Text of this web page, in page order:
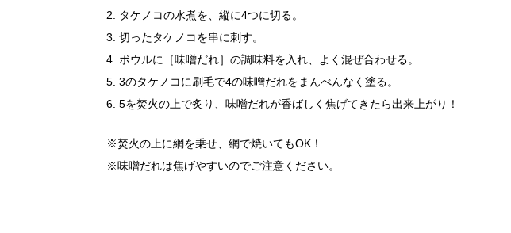
2. タケノコの水煮を、縦に4つに切る。
3. 切ったタケノコを串に刺す。
4. ボウルに［味噌だれ］の調味料を入れ、よく混ぜ合わせる。
5. 3のタケノコに刷毛で4の味噌だれをまんべんなく塗る。
6. 5を焚火の上で炙り、味噌だれが香ばしく焦げてきたら出来上がり！
※焚火の上に網を乗せ、網で焼いてもOK！
※味噌だれは焦げやすいのでご注意ください。